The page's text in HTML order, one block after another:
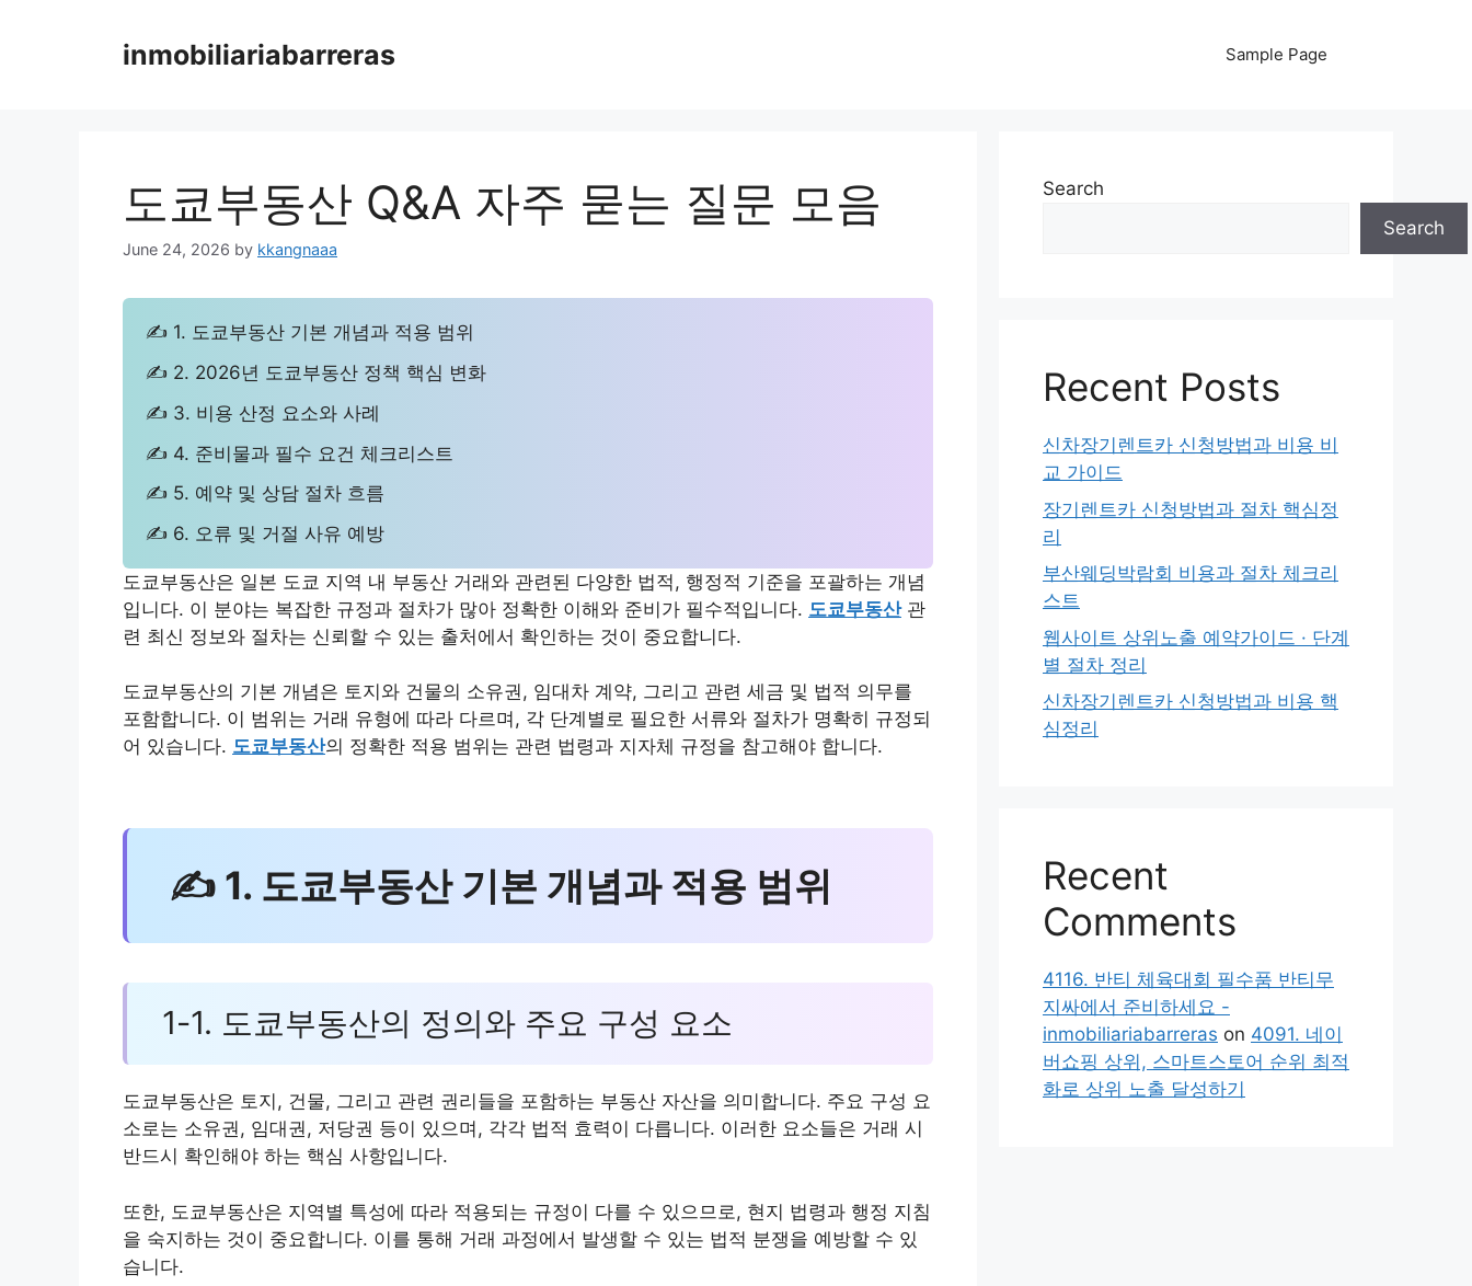
inmobiliariabarreras Sample Page
도쿄부동산 Q&A 자주 묻는 질문 모음
June 24, 2026 by kkangnaaa
✍ 1. 도쿄부동산 기본 개념과 적용 범위
✍ 2. 2026년 도쿄부동산 정책 핵심 변화
✍ 3. 비용 산정 요소와 사례
✍ 4. 준비물과 필수 요건 체크리스트
✍ 5. 예약 및 상담 절차 흐름
✍ 6. 오류 및 거절 사유 예방
도쿄부동산은 일본 도쿄 지역 내 부동산 거래와 관련된 다양한 법적, 행정적 기준을 포괄하는 개념
입니다. 이 분야는 복잡한 규정과 절차가 많아 정확한 이해와 준비가 필수적입니다. 도쿄부동산관
련 최신 정보와 절차는 신뢰할 수 있는 출처에서 확인하는 것이 중요합니다.
도쿄부동산의 기본 개념은 토지와 건물의 소유권, 임대차 계약, 그리고 관련 세금 및 법적 의무를
포함합니다. 이 범위는 거래 유형에 따라 다르며, 각 단계별로 필요한 서류와 절차가 명확히 규정되
어 있습니다. 도쿄부동산의 정확한 적용 범위는 관련 법령과 지자체 규정을 참고해야 합니다.
✍ 1. 도쿄부동산 기본 개념과 적용 범위
1-1. 도쿄부동산의 정의와 주요 구성 요소
도쿄부동산은 토지, 건물, 그리고 관련 권리들을 포함하는 부동산 자산을 의미합니다. 주요 구성 요
소로는 소유권, 임대권, 저당권 등이 있으며, 각각 법적 효력이 다릅니다. 이러한 요소들은 거래 시
반드시 확인해야 하는 핵심 사항입니다.
또한, 도쿄부동산은 지역별 특성에 따라 적용되는 규정이 다를 수 있으므로, 현지 법령과 행정 지침
을 숙지하는 것이 중요합니다. 이를 통해 거래 과정에서 발생할 수 있는 법적 분쟁을 예방할 수 있
습니다.
Search
Search
Recent Posts
신차장기렌트카 신청방법과 비용 비
교 가이드
장기렌트카 신청방법과 절차 핵심정
리
부산웨딩박람회 비용과 절차 체크리
스트
웹사이트 상위노출 예약가이드 · 단계
별 절차 정리
신차장기렌트카 신청방법과 비용 핵
심정리
Recent
Comments
4116. 반티 체육대회 필수품 반티무
지싸에서 준비하세요 -
inmobiliariabarreras on 4091. 네이
버쇼핑 상위, 스마트스토어 순위 최적
화로 상위 노출 달성하기